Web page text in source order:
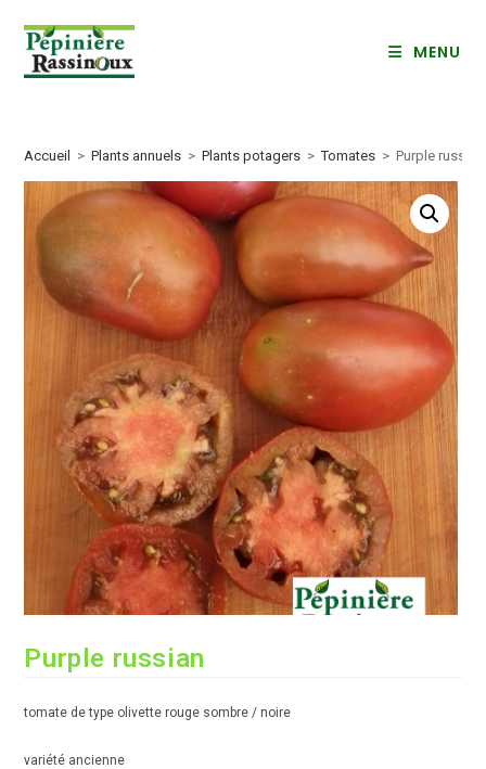
content
MENU
Accueil > Plants annuels > Plants potagers > Tomates > Purple russian
Purple russian
tomate de type olivette rouge sombre / noire
variété ancienne